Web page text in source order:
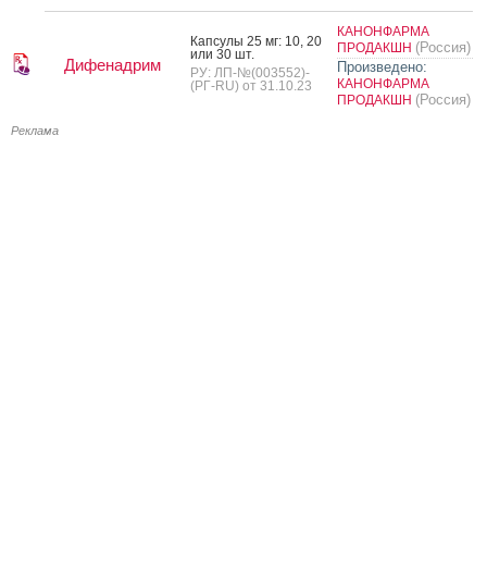
Дифенадрим
Кап­су­лы 25 мг: 10, 20
или 30 шт.
РУ: ЛП-№(003552)-
(РГ-RU) от 31.10.23
КАНОНФАРМА
ПРОДАКШН (Россия)
Произведено:
КАНОНФАРМА
ПРОДАКШН (Россия)
Реклама